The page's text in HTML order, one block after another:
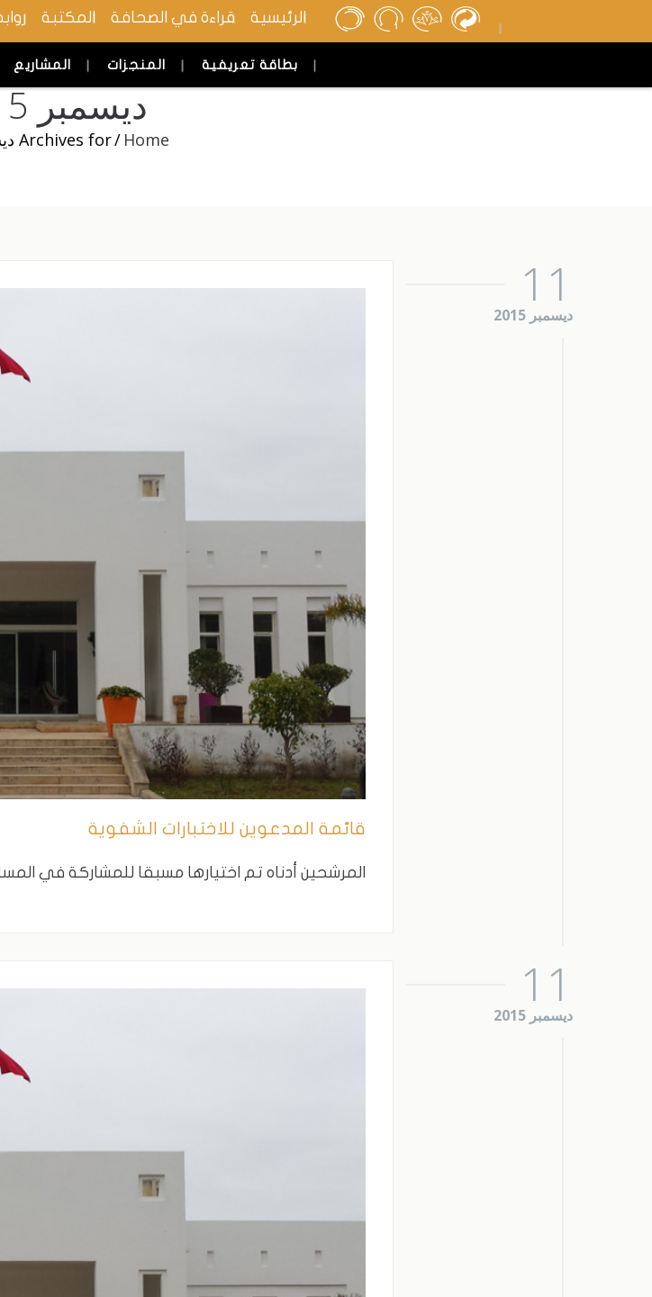
الرئيسية قراءة في الصحافة المكتبة
بطاقة تعريفية المنجزات المشاريع
ديسمبر 2015
Home
/Archives for ديسمبر 2015
قائمة المدعوين للاختبارات الشفوية
المرشحين أدناه تم اختيارها مسبقا للمشاركة في
11
ديسمبر 2015
11
ديسمبر 2015